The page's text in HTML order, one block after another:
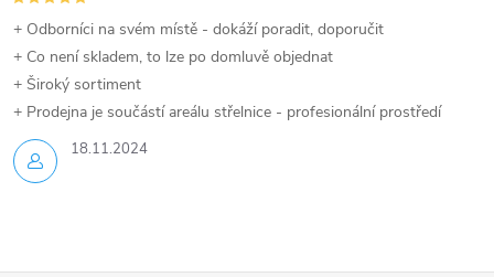
18.11.2024
+ Odborníci na svém místě - dokáží poradit, doporučit
+ Co není skladem, to lze po domluvě objednat
+ Široký sortiment
+ Prodejna je součástí areálu střelnice - profesionální prostředí